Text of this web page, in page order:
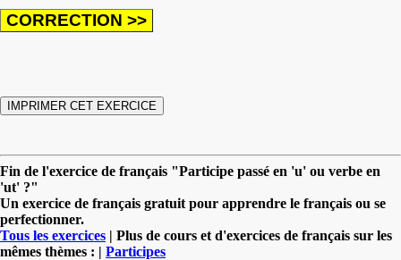
Fin de l'exercice de français "Participe passé en 'u' ou verbe en
'ut' ?"
Un exercice de français gratuit pour apprendre le français ou se
perfectionner.
Tous les exercices | Plus de cours et d'exercices de français sur les
mêmes thèmes : | Participes